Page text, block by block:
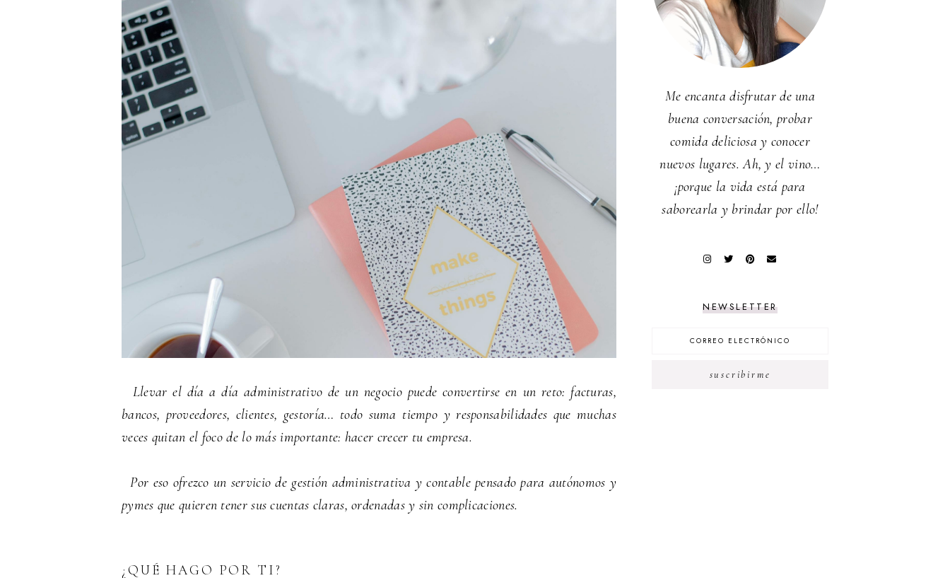
Llevar el día a día administrativo de un negocio puede convertirse en un reto: facturas,
bancos, proveedores, clientes, gestoría… todo suma tiempo y responsabilidades que muchas
veces quitan el foco de lo más importante: hacer crecer tu empresa.
Por eso ofrezco un servicio de gestión administrativa y contable pensado para autónomos y
pymes que quieren tener sus cuentas claras, ordenadas y sin complicaciones.
¿QUÉ HAGO POR TI?
Me encanta disfrutar de una
buena conversación, probar
comida deliciosa y conocer
nuevos lugares. Ah, y el vino…
¡porque la vida está para
saborearla y brindar por ello!
NEWSLETTER